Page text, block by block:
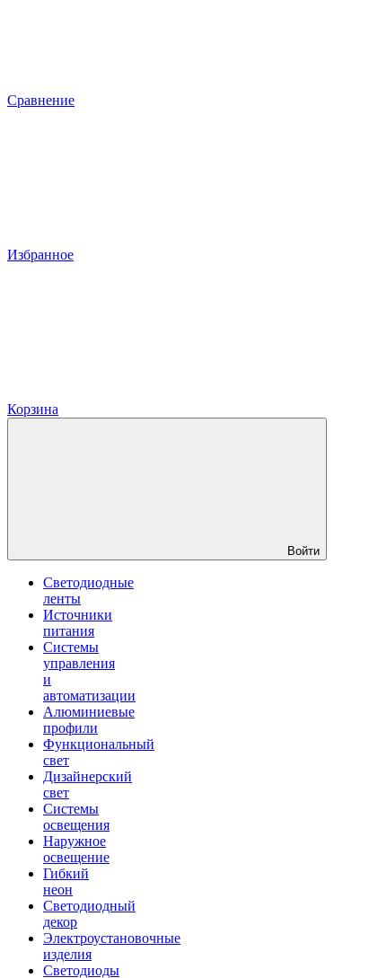
Сравнение
Избранное
Корзина
Войти
Светодиодные
ленты
Источники
питания
Системы
управления
и
автоматизации
Алюминиевые
профили
Функциональный
свет
Дизайнерский
свет
Системы
освещения
Наружное
освещение
Гибкий
неон
Светодиодный
декор
Электроустановочные
изделия
Светодиоды